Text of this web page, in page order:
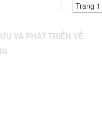
Trang
VÀ PHÁT TRIỂN VỀ